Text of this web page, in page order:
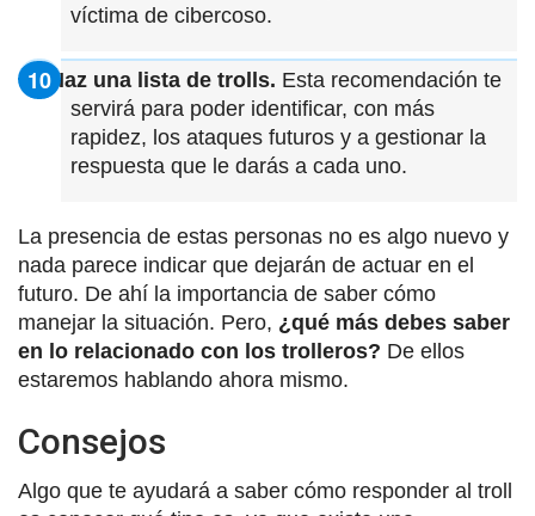
víctima de cibercoso.
Haz una lista de trolls. Esta recomendación te
servirá para poder identificar, con más
rapidez, los ataques futuros y a gestionar la
respuesta que le darás a cada uno.
La presencia de estas personas no es algo nuevo y
nada parece indicar que dejarán de actuar en el
futuro. De ahí la importancia de saber cómo
manejar la situación. Pero, ¿qué más debes saber
en lo relacionado con los trolleros? De ellos
estaremos hablando ahora mismo.
Consejos
Algo que te ayudará a saber cómo responder al troll